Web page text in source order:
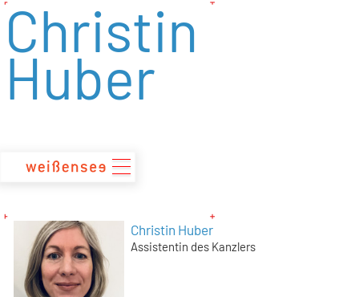
zum
Inhalt
Christin
Huber
Christin Huber
Assistentin des Kanzlers